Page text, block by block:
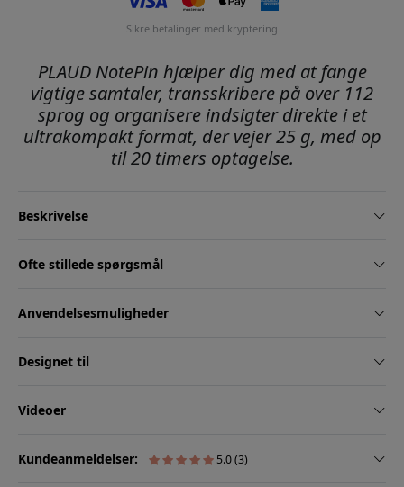
Sikre betalinger med kryptering
PLAUD NotePin hjælper dig med at fange
vigtige samtaler, transskribere på over 112
sprog og organisere indsigter direkte i et
ultrakompakt format, der vejer 25 g, med op
til 20 timers optagelse.
Beskrivelse
Ofte stillede spørgsmål
Anvendelsesmuligheder
Designet til
Videoer
Kundeanmeldelser: 5.0 (3)